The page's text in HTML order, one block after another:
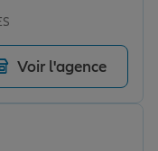
Voir l'agence